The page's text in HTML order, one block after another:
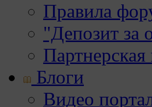
Правила
"Депозит за
Блоги
Видео